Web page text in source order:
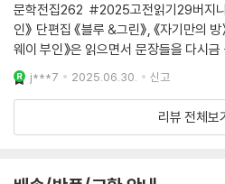
『댈러웨이 부인』의 주요한 특징 중 하나
의 소설의 전통이 강하게 자리잡고 있던
단히 혁신적이었다. 블룸즈버리 그룹의
들과 활발하게 교류했고 그 누구보다 열
을 답습하는 것만으로는 만족할 수 없었
면을 자유롭게 드나들 수 있게 한다. 특히
문학전집262 #2025고전읽기29버지
인》 단편집 《블루 &그린》, 《자기만의
웨이 부인》은 읽으면서 문장들을 다시
의 흐름을 표현하는 것조차 감성적이어
없었다. 그렇게 빠져들다
j***7 2025.06.30. 신고
리뷰 전체보